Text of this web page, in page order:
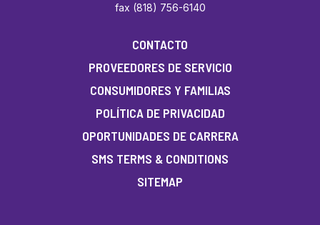
fax (818) 756-6140
CONTACTO
PROVEEDORES DE SERVICIO
CONSUMIDORES Y FAMILIAS
POLÍTICA DE PRIVACIDAD
OPORTUNIDADES DE CARRERA
SMS TERMS & CONDITIONS
SITEMAP